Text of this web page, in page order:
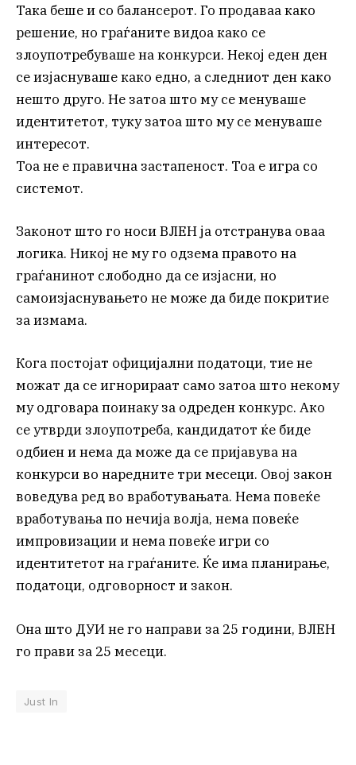
Така беше и со балансерот. Го продаваа како
решение, но граѓаните видоа како се
злоупотребуваше на конкурси. Некој еден ден
се изјаснуваше како едно, а следниот ден како
нешто друго. Не затоа што му се менуваше
идентитетот, туку затоа што му се менуваше
интересот.
Тоа не е правична застапеност. Тоа е игра со
системот.
Законот што го носи ВЛЕН ја отстранува оваа
логика. Никој не му го одзема правото на
граѓанинот слободно да се изјасни, но
самоизјаснувањето не може да биде покритие
за измама.
Кога постојат официјални податоци, тие не
можат да се игнорираат само затоа што некому
му одговара поинаку за одреден конкурс. Ако
се утврди злоупотреба, кандидатот ќе биде
одбиен и нема да може да се пријавува на
конкурси во наредните три месеци. Овој закон
воведува ред во вработувањата. Нема повеќе
вработувања по нечија волја, нема повеќе
импровизации и нема повеќе игри со
идентитетот на граѓаните. Ќе има планирање,
податоци, одговорност и закон.
Она што ДУИ не го направи за 25 години, ВЛЕН
го прави за 25 месеци.
Just In